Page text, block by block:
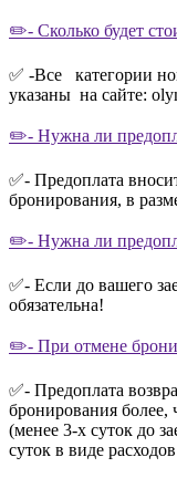
✏️- Сколько будет
✅ -Все категории
указаны на сайте:
✏️- Нужна ли
✅- Предоплата
бронирования, в
✏️- Нужна ли
✅- Если до вашего
обязательна!
✏️- При отмене брони
✅- Предоплата
бронирования более,
(менее 3-х суток до
суток в виде